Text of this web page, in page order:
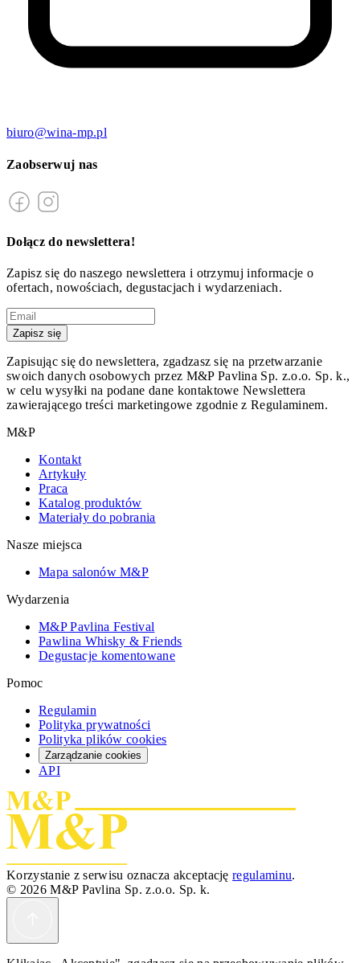
biuro@wina-mp.pl
Zaobserwuj nas
Dołącz do newslettera!
Zapisz się do naszego newslettera i otrzymuj informacje o
ofertach, nowościach, degustacjach i wydarzeniach.
Zapisz się
Zapisując się do newslettera, zgadzasz się na przetwarzanie
swoich danych osobowych przez M&P Pavlina Sp. z.o.o. Sp. k.,
w celu wysyłki na podane dane kontaktowe Newslettera
zawierającego treści marketingowe zgodnie z Regulaminem.
M&P
Kontakt
Artykuły
Praca
Katalog produktów
Materiały do pobrania
Nasze miejsca
Mapa salonów M&P
Wydarzenia
M&P Pavlina Festival
Pawlina Whisky & Friends
Degustacje komentowane
Pomoc
Regulamin
Polityka prywatności
Polityka plików cookies
Zarządzanie cookies
API
Korzystanie z serwisu oznacza akceptacjęregulaminu.
© 2026 M&P Pavlina Sp. z.o.o. Sp. k.